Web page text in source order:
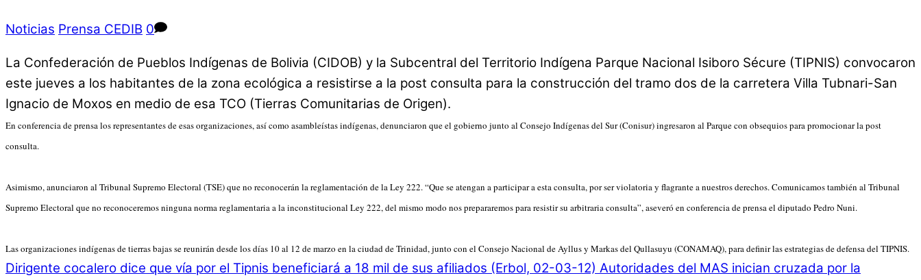
Noticias Prensa CEDIB 0
La Confederación de Pueblos Indígenas de Bolivia (CIDOB) y la Subcentral del Territorio Indígena Parque Nacional Isiboro Sécure (TIPNIS) convocaron
este jueves a los habitantes de la zona ecológica a resistirse a la post consulta para la construcción del tramo dos de la carretera Villa Tubnari-San
Ignacio de Moxos en medio de esa TCO (Tierras Comunitarias de Origen).
En conferencia de prensa los representantes de esas organizaciones, así como asambleístas indígenas, denunciaron que el gobierno junto al Consejo Indígenas del Sur (Conisur) ingresaron al Parque con obsequios para promocionar la post
consulta.
Asimismo, anunciaron al Tribunal Supremo Electoral (TSE) que no reconocerán la reglamentación de la Ley 222. “Que se atengan a participar a esta consulta, por ser violatoria y flagrante a nuestros derechos. Comunicamos también al Tribunal
Supremo Electoral que no reconoceremos ninguna norma reglamentaria a la inconstitucional Ley 222, del mismo modo nos prepararemos para resistir su arbitraria consulta”, aseveró en conferencia de prensa el diputado Pedro Nuni.
Las organizaciones indígenas de tierras bajas se reunirán desde los días 10 al 12 de marzo en la ciudad de Trinidad, junto con el Consejo Nacional de Ayllus y Markas del Qullasuyu (CONAMAQ), para definir las estrategias de defensa del TIPNIS.
Dirigente cocalero dice que vía por el Tipnis beneficiará a 18 mil de sus afiliados (Erbol, 02-03-12) Autoridades del MAS inician cruzada por la